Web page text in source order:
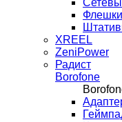
XREEL
ZeniPower
Радист
Borofone